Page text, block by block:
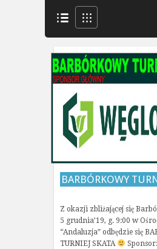
BARBÓRKOWY
Z okazji zbliżającej się
5 grudnia’19, g. 9:00 w
“Andaluzja” odbędzie się
TURNIEJ SKATA